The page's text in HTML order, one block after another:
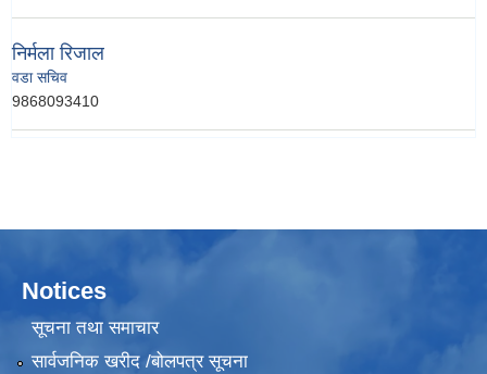
निर्मला रिजाल
वडा सचिव
9868093410
Notices
सूचना तथा समाचार
सार्वजनिक खरीद /बोलपत्र सूचना